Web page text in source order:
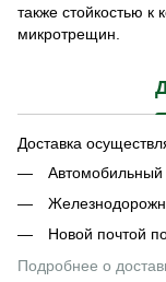
также стойкостью
микротрещин.
Доставка
Автомобильный
Новой почтой
Подробнее о